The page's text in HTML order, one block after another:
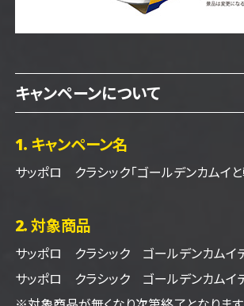
キャンペーンについて
1．キャンペーン名
サッポロ クラシック「ゴールデンカムイと
2．対象商品
サッポロ クラシック ゴールデンカムイ
サッポロ クラシック ゴールデンカムイ